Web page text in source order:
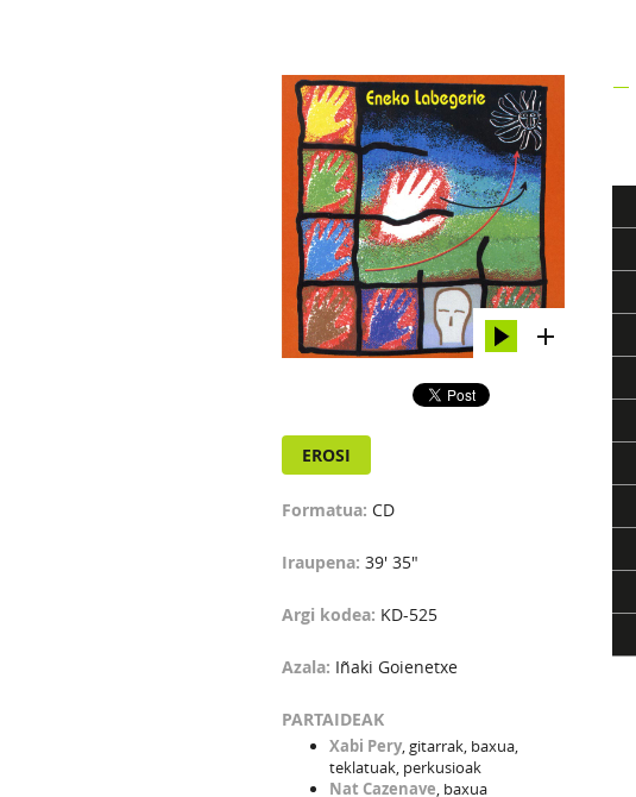
EROSI
Formatua: CD
Iraupena: 39' 35"
Argi kodea: KD-525
Azala: Iñaki Goienetxe
PARTAIDEAK
Xabi Pery, gitarrak, baxua,
teklatuak, perkusioak
Nat Cazenave, baxua